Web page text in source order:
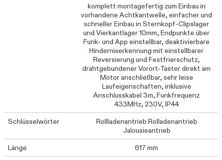
komplett montagefertig zum Einbau in
vorhandene Achtkantwelle, einfacher und
schneller Einbau in Sternkopf-Clipslager
und Vierkantlager 10mm, Endpunkte über
Funk- und App einstellbar, deaktivierbare
Hinderniserkennung mit einstellbarer
Reversierung und Festfrierschutz,
drahtgebundener Vorort-Taster direkt am
Motor anschließbar, sehr leise
Laufeigenschaften, inklusive
Anschlusskabel 3m, Funkfrequenz
433MHz, 230V, IP44
Schlüsselwörter
Rollladenantrieb Rolladenantrieb
Jalousieantrieb
Länge
617 mm